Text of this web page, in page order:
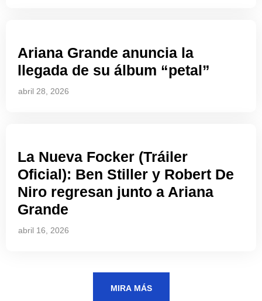
Ariana Grande anuncia la
llegada de su álbum “petal”
abril 28, 2026
La Nueva Focker (Tráiler
Oficial): Ben Stiller y Robert De
Niro regresan junto a Ariana
Grande
abril 16, 2026
MIRA MÁS